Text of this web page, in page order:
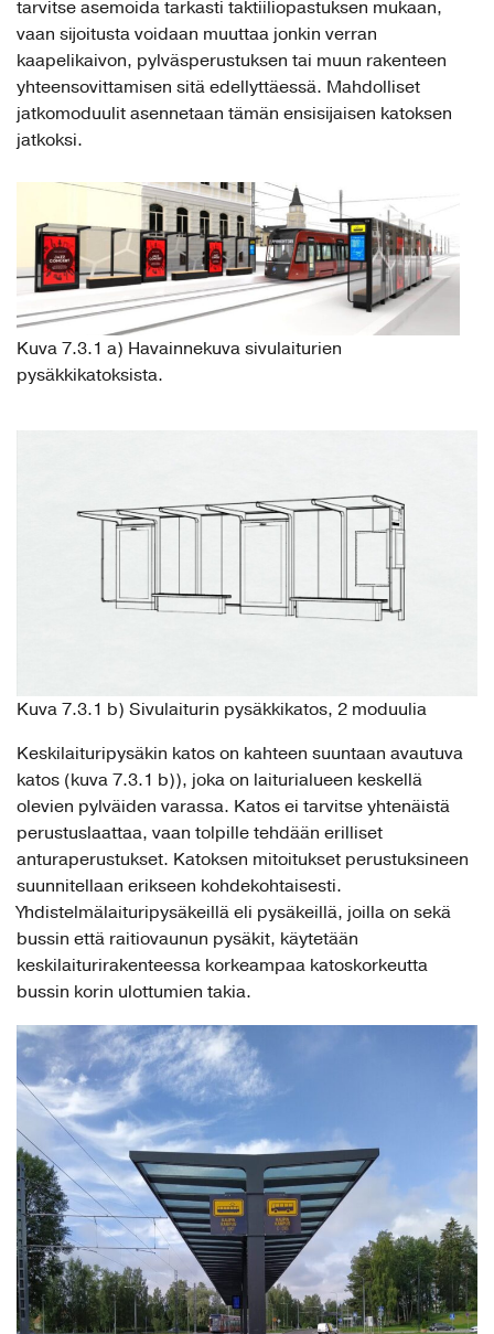
tarvitse asemoida tarkasti taktiiliopastuksen mukaan,
vaan sijoitusta voidaan muuttaa jonkin verran
kaapelikaivon, pylväsperustuksen tai muun rakenteen
yhteensovittamisen sitä edellyttäessä. Mahdolliset
jatkomoduulit asennetaan tämän ensisijaisen katoksen
jatkoksi.
Kuva 7.3.1 a) Havainnekuva sivulaiturien
pysäkkikatoksista.
Kuva 7.3.1 b) Sivulaiturin pysäkkikatos, 2 moduulia
Keskilaituripysäkin katos on kahteen suuntaan avautuva
katos (kuva 7.3.1 b)), joka on laiturialueen keskellä
olevien pylväiden varassa. Katos ei tarvitse yhtenäistä
perustuslaattaa, vaan tolpille tehdään erilliset
anturaperustukset. Katoksen mitoitukset perustuksineen
suunnitellaan erikseen kohdekohtaisesti.
Yhdistelmälaituripysäkeillä eli pysäkeillä, joilla on sekä
bussin että raitiovaunun pysäkit, käytetään
keskilaiturirakenteessa korkeampaa katoskorkeutta
bussin korin ulottumien takia.